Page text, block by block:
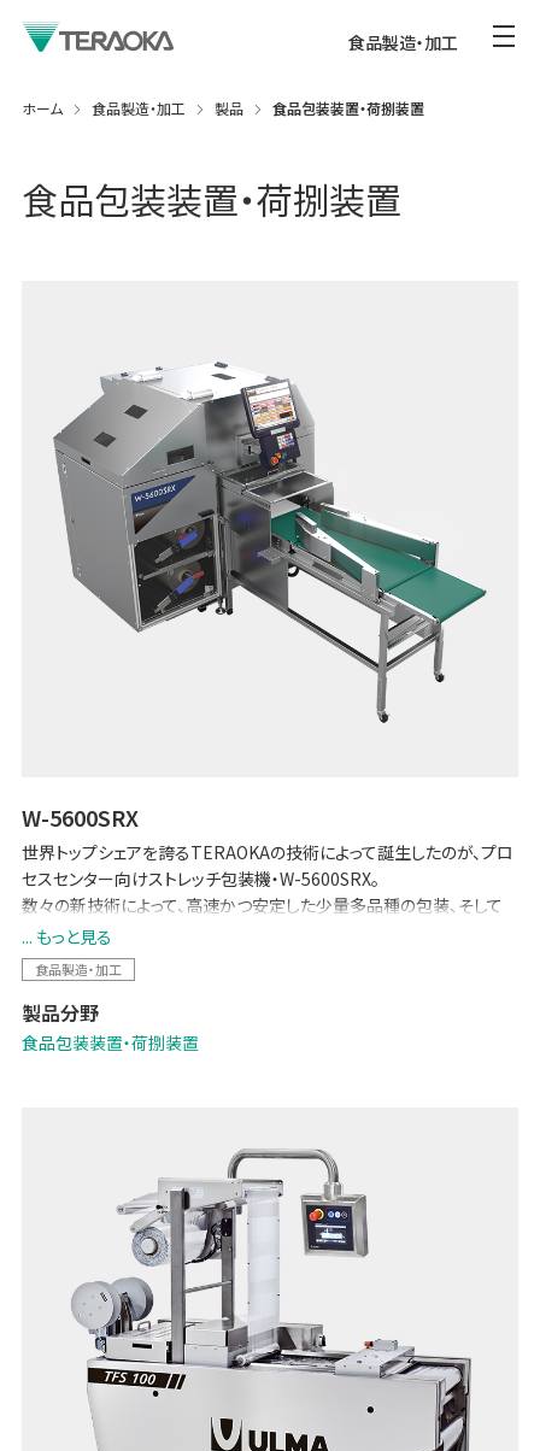
食品製造・加工
ホーム 食品製造・加工 製品 食品包装装置・荷捌装置
食品包装装置・荷捌装置
W-5600SRX
世界トップシェアを誇るTERAOKAの技術によって誕生したのが、プロ
セスセンター向けストレッチ包装機・W-5600SRX。
数々の新技術によって、高速かつ安定した少量多品種の包装、そして
従来の手作業の自動化を実現。お客様の生産性向上と現場負担の軽
減に貢献します。
... もっと見る
食品製造・加工
製品分野
食品包装装置・荷捌装置